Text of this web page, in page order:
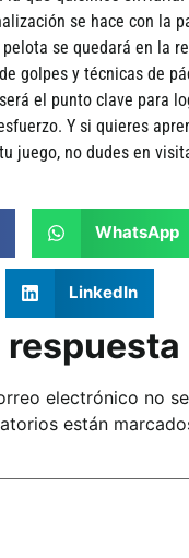
se hace con la
se quedará en la
golpes y técnicas de
el punto clave para
Y si quieres
juego, no dudes en
WhatsApp
LinkedIn
respuesta
electrónico no
están